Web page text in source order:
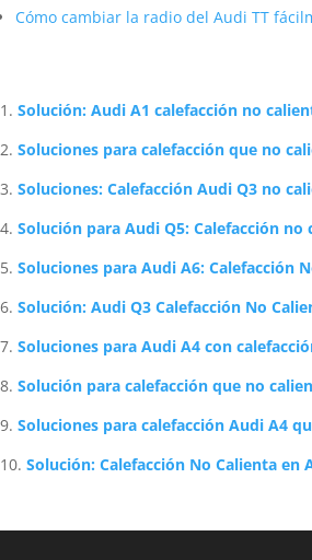
Cómo cambiar la radio del Audi TT
Solución: Audi A1 calefacción no
Soluciones para calefacción que no
Soluciones: Calefacción Audi Q3 no
Solución para Audi Q5: Calefacción no
Soluciones para Audi A6: Calefacción
Solución: Audi Q3 Calefacción No
Soluciones para Audi A4 con
Solución para calefacción que no
Soluciones para calefacción Audi A4
Solución: Calefacción No Calienta en